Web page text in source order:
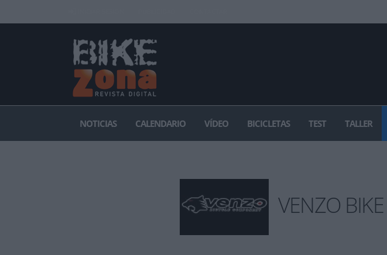
NOTICIAS CALENDARIO VÍDEO BICICLETAS TEST TALLER
VENZO BIKE